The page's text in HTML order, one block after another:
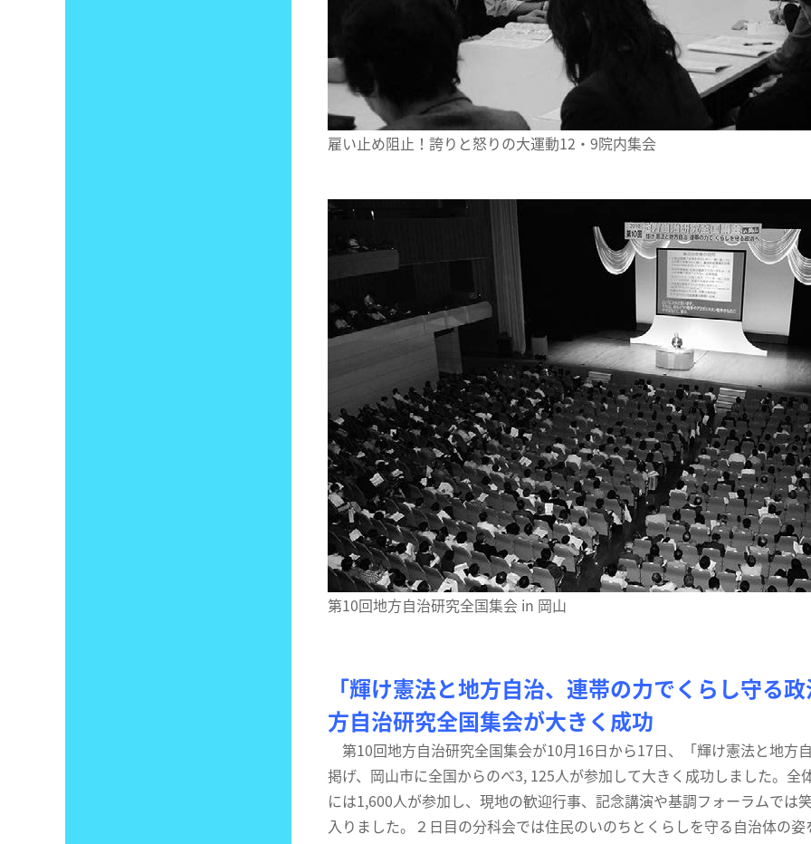
雇い止め阻止！誇りと怒りの大運動12・9院内集会
第10回地方自治研究全国集会 in 岡山
「輝け憲法と地方自治、連帯の力でくらし守る
方自治研究全国集会が大きく成功
第10回地方自治研究全国集会が10月16日から17日、「輝け憲法と地方
掲げ、岡山市に全国からのべ3, 125人が参加して大きく成功しました。
には1,600人が参加し、現地の歓迎行事、記念講演や基調フォーラムで
入りました。２日目の分科会では住民のいのちとくらしを守る自治体の